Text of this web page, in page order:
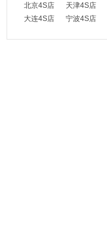
北京4S店 天津4S店
大连4S店
宁波4S店